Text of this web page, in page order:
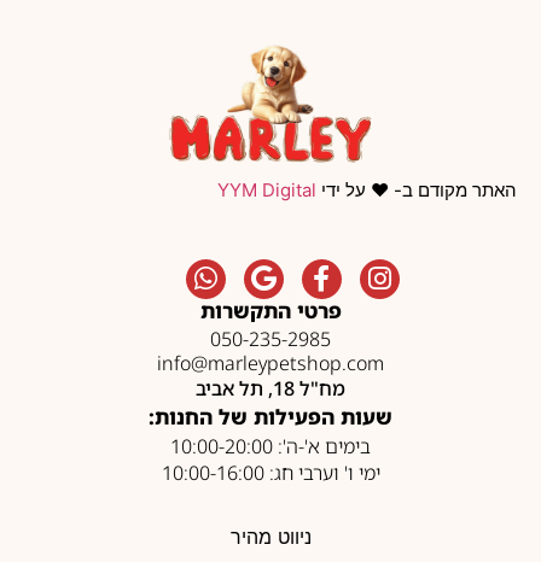
האתר מקודם ב- ❤️ על ידי YYM Digital
פרטי התקשרות
050-235-2985
info@marleypetshop.com
מח"ל 18, תל אביב
שעות הפעילות של החנות:
בימים א'-ה': 10:00-20:00
ימי ו' וערבי חג: 10:00-16:00
ניווט מהיר